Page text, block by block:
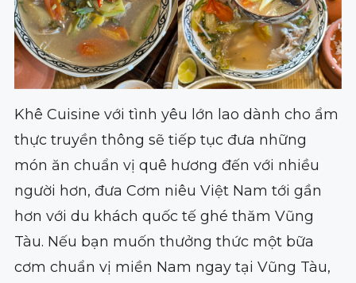
Khê Cuisine với tình yêu lớn lao dành cho ẩm
thực truyền thông sẽ tiếp tục đưa những
món ăn chuẩn vị quê hương đến với nhiều
người hơn, đưa Cơm niêu Việt Nam tới gần
hơn với du khách quốc tế ghé thăm Vũng
Tàu. Nếu bạn muốn thưởng thức một bữa
cơm chuẩn vị miền Nam ngay tại Vũng Tàu,